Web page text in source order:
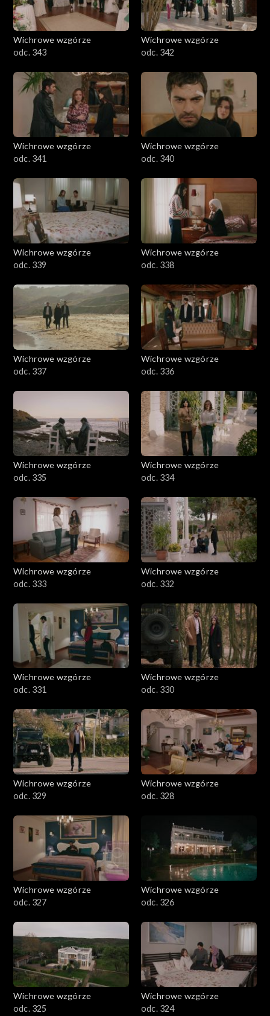
Wichrowe wzgórze
odc. 343
Wichrowe wzgórze
odc. 342
Wichrowe wzgórze
odc. 341
Wichrowe wzgórze
odc. 340
Wichrowe wzgórze
odc. 339
Wichrowe wzgórze
odc. 338
Wichrowe wzgórze
odc. 337
Wichrowe wzgórze
odc. 336
Wichrowe wzgórze
odc. 335
Wichrowe wzgórze
odc. 334
Wichrowe wzgórze
odc. 333
Wichrowe wzgórze
odc. 332
Wichrowe wzgórze
odc. 331
Wichrowe wzgórze
odc. 330
Wichrowe wzgórze
odc. 329
Wichrowe wzgórze
odc. 328
Wichrowe wzgórze
odc. 327
Wichrowe wzgórze
odc. 326
Wichrowe wzgórze
odc. 325
Wichrowe wzgórze
odc. 324